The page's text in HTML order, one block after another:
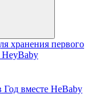
хранения первого